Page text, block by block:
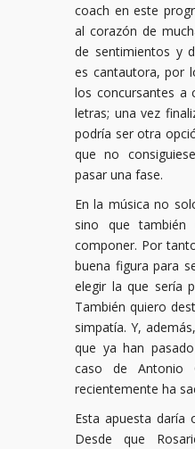
coach en este
al corazón de
de sentimientos y
es cantautora, por
los concursantes a
letras; una vez
podría ser otra
que no
pasar una fase.
En la música no
sino que también
componer. Por
buena figura para
elegir la que sería
También quiero
simpatía. Y,
que ya han
caso de Antonio
recientemente ha
Esta apuesta daría
Desde que